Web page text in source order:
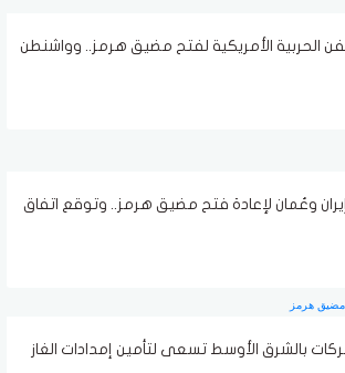
الحربية الأمريكية لفتح مضيق هرمز.. وواشنطن
وعُمان لإعادة فتح مضيق هرمز.. وتوقع اتفاق
بالشرق الأوسط تسعى لتأمين إمدادات الغاز